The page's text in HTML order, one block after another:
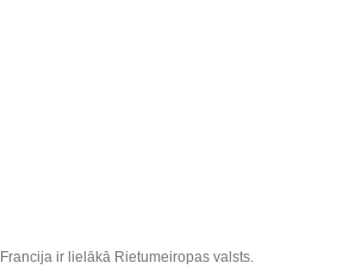
Francija ir lielākā Rietumeiropas valsts.